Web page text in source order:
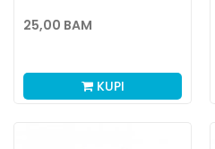
25,00 BAM
KUPI